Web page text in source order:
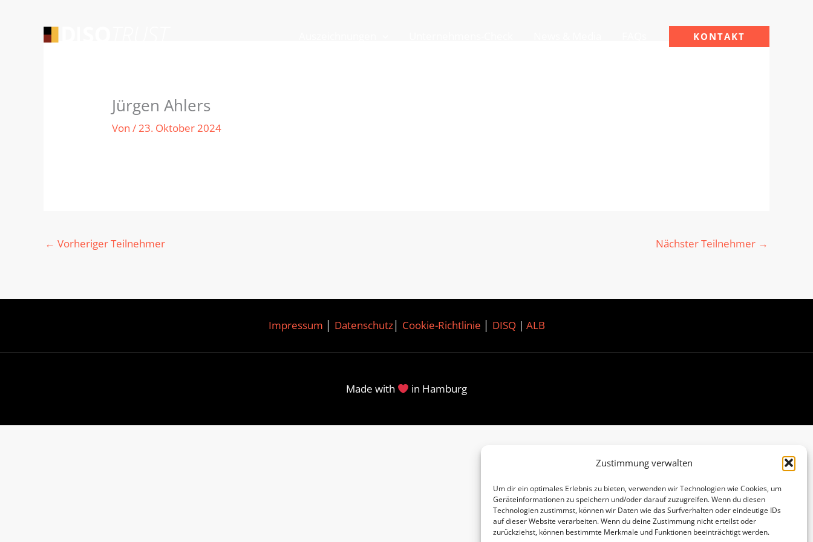
Zustimmung verwalten
Um dir ein optimales Erlebnis zu bieten, verwenden wir Technologien wie Cookies, um
Geräteinformationen zu speichern und/oder darauf zuzugreifen. Wenn du diesen
Technologien zustimmst, können wir Daten wie das Surfverhalten oder eindeutige IDs
auf dieser Website verarbeiten. Wenn du deine Zustimmung nicht erteilst oder
zurückziehst, können bestimmte Merkmale und Funktionen beeinträchtigt werden.
KONTAKT
Jürgen Ahlers
Von/23. Oktober 2024
← Vorheriger Teilnehmer Nächster Teilnehmer →
Impressum Datenschutz│ Cookie-Richtlinie DISQ| ALB
Made with in Hamburg